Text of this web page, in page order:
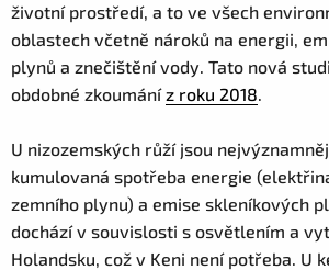
životní prostředí, a to ve všech
oblastech včetně nároků na energii,
plynů a znečištění vody. Tato nová
obdobné zkoumáníz roku 2018.
U nizozemských růží jsou
kumulovaná spotřeba energie
zemního plynu) a emise skleníkových
dochází v souvislosti s osvětlením a
Holandsku, což v Keni není potřeba. U